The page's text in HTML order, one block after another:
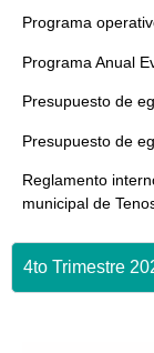
Programa
Programa Anual
Presupuesto de
Presupuesto de
Reglamento
municipal de
4to Trimestre